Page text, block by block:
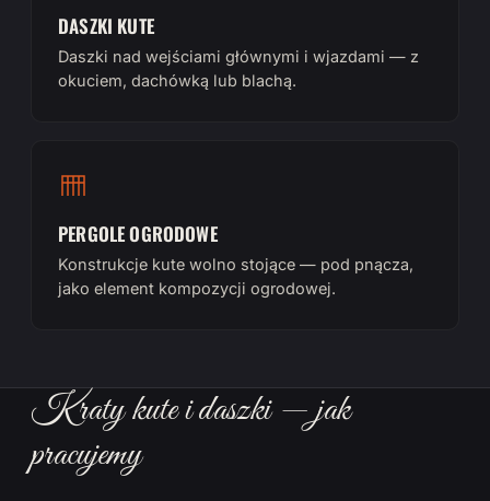
DASZKI KUTE
Daszki nad wejściami głównymi i wjazdami — z
okuciem, dachówką lub blachą.
PERGOLE OGRODOWE
Konstrukcje kute wolno stojące — pod pnącza,
jako element kompozycji ogrodowej.
Kraty kute i daszki — jak
pracujemy